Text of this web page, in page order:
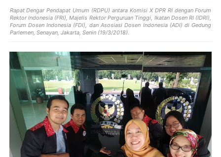
Rapat Dengar Pendapat Umum (RDPU) antara Komisi X DPR RI dengan Forum
Rektor Indonesia (FRI), Majelis Rektor Perguruan Tinggi, Ikatan Dosen RI (IDRI),
Forum Dosen Indonesia (FDI), dan Asosiasi Dosen Indonesia (ADI) di Gedung
Parlemen, Senayan, Jakarta, Senin (19/3/2018).